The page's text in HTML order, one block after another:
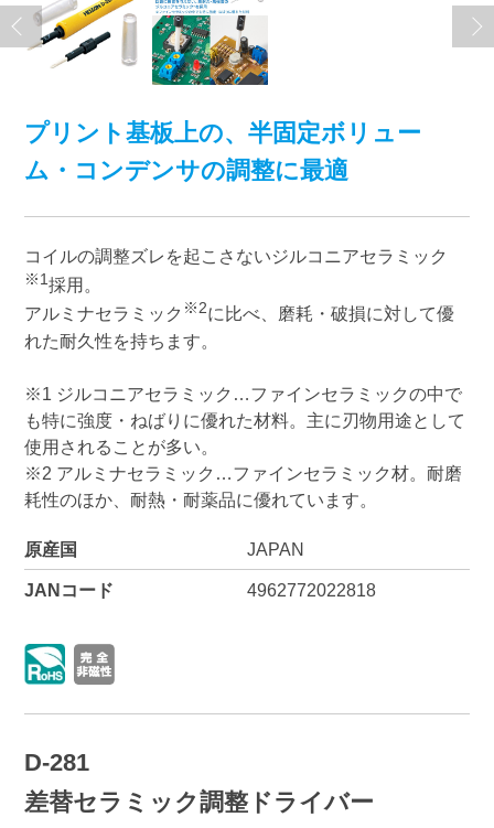
プリント基板上の、半固定ボリュー
ム・コンデンサの調整に最適
コイルの調整ズレを起こさないジルコニアセラミック
※1 採用。
アルミナセラミック ※2に比べ、磨耗・破損に対して優
れた耐久性を持ちます。
※1 ジルコニアセラミック…ファインセラミックの中で
も特に強度・ねばりに優れた材料。主に刃物用途として
使用されることが多い。
※2 アルミナセラミック…ファインセラミック材。耐磨
耗性のほか、耐熱・耐薬品に優れています。
原産国 JAPAN
JANコード 4962772022818
D-281
差替セラミック調整ドライバー